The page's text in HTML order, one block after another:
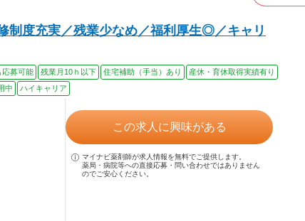
制度充実／残業少なめ／福利厚生◎／キャリ
応募可能 残業月10ｈ以下 住宅補助（手当）あり
産休・育休取得実績有り
中 ハイキャリア
この求人に興味がある
マイナビ薬剤師が求人情報を無料でご提供します。
薬局・病院等への直接応募・問い合わせではありません
のでご安心ください。